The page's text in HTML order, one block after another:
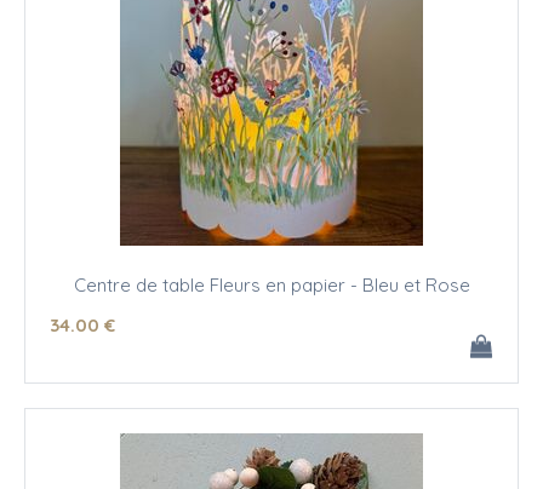
Centre de table Fleurs en papier - Bleu et Rose
34.00 €